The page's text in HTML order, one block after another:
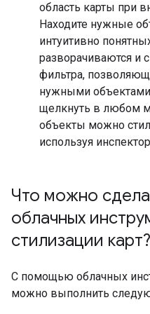
область карты при
Находите нужные
интуитивно
разворачиваются и
фильтра,
нужными
щелкнуть в любом
объекты можно
используя
Что можно
облачных
стилизации карт?
С помощью облачных
можно выполнить